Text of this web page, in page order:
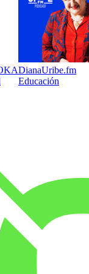
DianaUribe.fm
Educación